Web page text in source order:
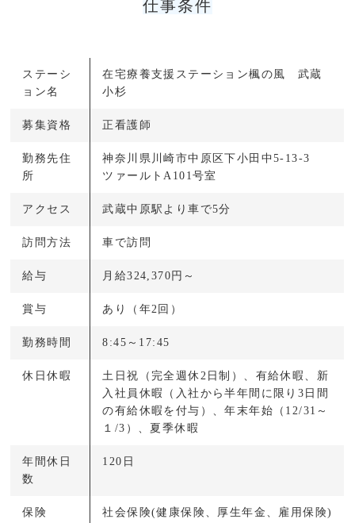
仕事条件
ステーシ
ョン名
在宅療養支援ステーション楓の風 武蔵
小杉
募集資格 正看護師
勤務先住
所
神奈川県川崎市中原区下小田中5-13-3
ツァールトA101号室
アクセス 武蔵中原駅より車で5分
訪問方法 車で訪問
給与 月給324,370円～
賞与 あり（年2回）
勤務時間 8:45～17:45
休日休暇
土日祝（完全週休2日制）、有給休暇、新
入社員休暇（入社から半年間に限り3日間
の有給休暇を付与）、年末年始（12/31～
１/3）、夏季休暇
年間休日
数
120日
保険 社会保険(健康保険、厚生年金、雇用保険)